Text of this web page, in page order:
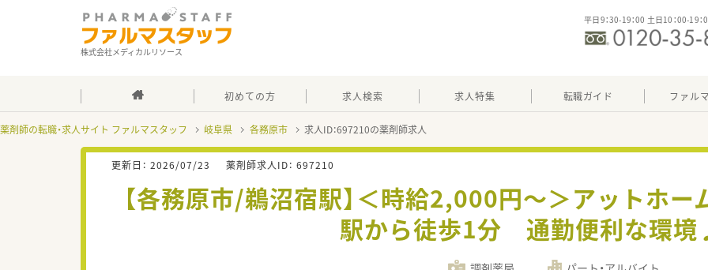
株式会社メディカルリソース
平日9：30-19：00 土日10：00-19：
初めての方 求人検索 求人特集 転職ガイド ファル
薬剤師の転職・求人サイト ファルマスタッフ 岐阜県 各務原市 求人ID：697210の薬剤師求人
更新日： 2026/07/23 薬剤師求人ID： 697210
【各務原市/鵜沼宿駅】＜時給2,000円～＞アットホ
駅から徒歩1分 通勤便利な環